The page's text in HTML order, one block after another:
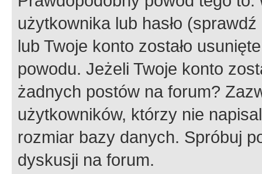
użytkownika lub hasło
lub Twoje konto zostało
powodu. Jeżeli Twoje konto
żadnych postów na forum?
użytkowników, którzy nie
rozmiar bazy danych. Spróbuj
dyskusji na forum.